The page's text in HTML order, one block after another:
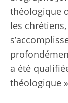
théologique
les
a été
théologique